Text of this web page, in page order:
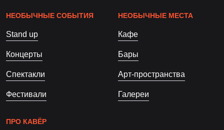
НЕОБЫЧНЫЕ СОБЫТИЯ
Stand up
Концерты
Спектакли
Фестивали
НЕОБЫЧНЫЕ МЕСТА
Кафе
Бары
Арт-пространства
Галереи
ПРО КАВЁР